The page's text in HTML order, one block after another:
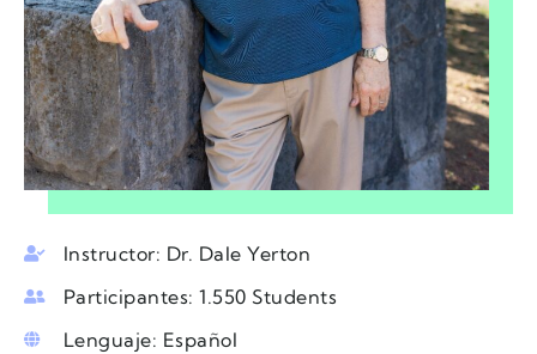
Instructor: Dr. Dale Yerton
Participantes: 1.550 Students
Lenguaje: Español